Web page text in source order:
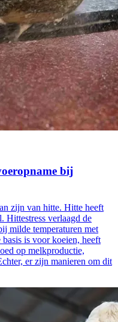
bij
zijn van hitte. Hitte heeft
Hittestress verlaagd de
milde temperaturen met
is voor koeien, heeft
op melkproductie,
er zijn manieren om dit